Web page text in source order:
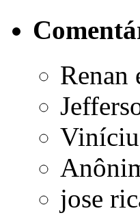
Renan
jose